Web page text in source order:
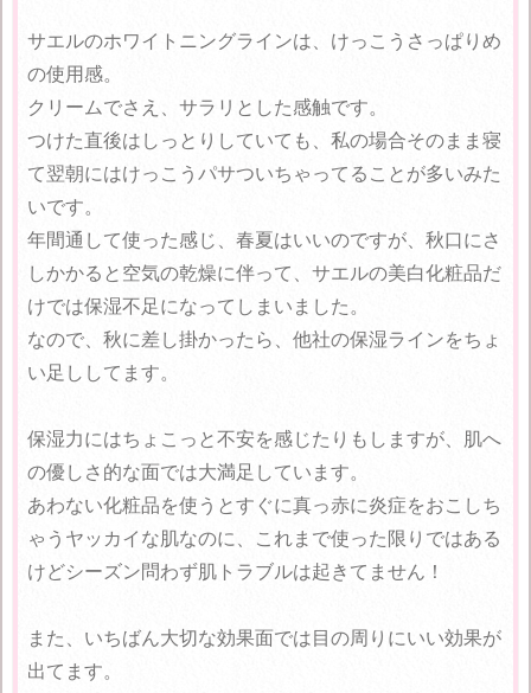
サエルのホワイトニングラインは、けっこうさっぱりめ
の使用感。
クリームでさえ、サラリとした感触です。
つけた直後はしっとりしていても、私の場合そのまま寝
て翌朝にはけっこうパサついちゃってることが多いみた
いです。
年間通して使った感じ、春夏はいいのですが、秋口にさ
しかかると空気の乾燥に伴って、サエルの美白化粧品だ
けでは保湿不足になってしまいました。
なので、秋に差し掛かったら、他社の保湿ラインをちょ
い足ししてます。
保湿力にはちょこっと不安を感じたりもしますが、肌へ
の優しさ的な面では大満足しています。
あわない化粧品を使うとすぐに真っ赤に炎症をおこしち
ゃうヤッカイな肌なのに、これまで使った限りではある
けどシーズン問わず肌トラブルは起きてません！
また、いちばん大切な効果面では目の周りにいい効果が
出てます。